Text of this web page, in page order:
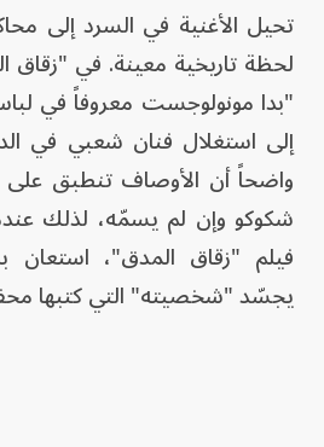
تحيل الأغنية في السرد إلى
لحظة تاريخية معينة. في
"بدا مونولوجست معروفاً في
إلى استغلال فنان شعبي في
واضحاً أن الأوصاف تنطبق على
شكوكو وإن لم يسمّه، لذلك
فيلم "زقاق المدق"، استعان
يجسّد "شخصيته" التي كتبها